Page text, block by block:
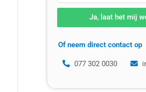
Ja, laat het mij
Of neem direct contact op
077 302 0030